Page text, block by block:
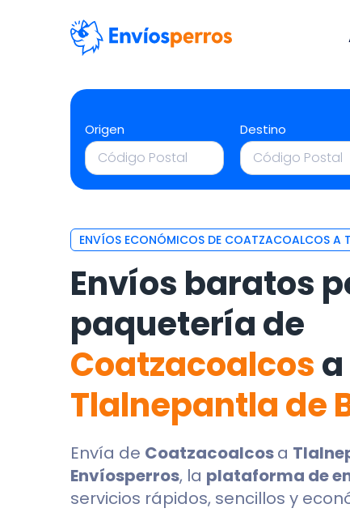
Origen Destino
ENVÍOS ECONÓMICOS DE COATZACOALCOS A
Envíos baratos
paquetería de
Coatzacoalcosa
Tlalnepantla de
Envía de Coatzacoalcosa
Envíosperros, la plataforma de
servicios rápidos, sencillos y